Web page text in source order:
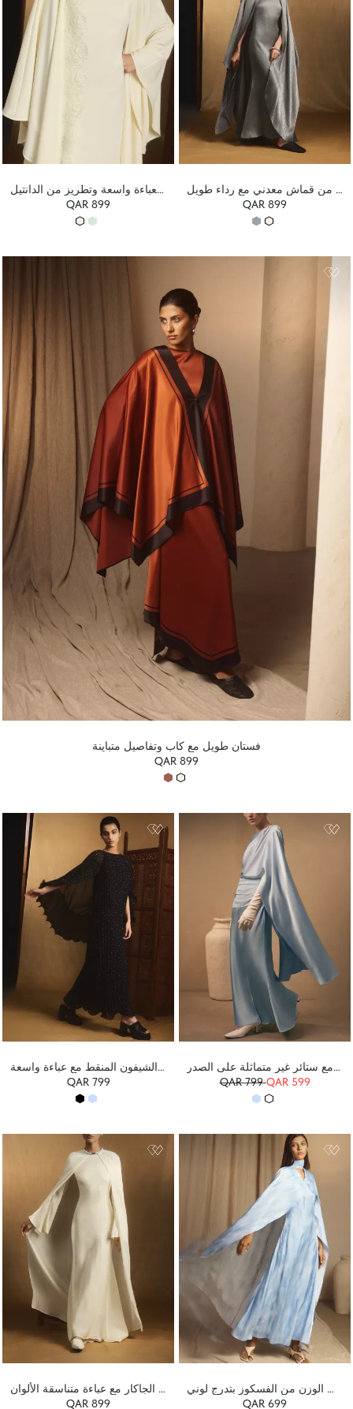
فستان طويل مزين بعباءة واسعة وتطريز من الدانتيل
QAR 899
فستان ماكسي من قماش معدني مع رداء طويل
QAR 899
فستان طويل مع كاب وتفاصيل متباينة
QAR 899
فستان ماكسي من الشيفون المنقط مع عباءة واسعة
QAR 799
فستان ماكسي من الساتان بطول الأرض مع ستائر غير متماثلة على الصدر
QAR 799 QAR 599
فستان ماكسي من قماش بتأثير الجاكار مع عباءة متناسقة الألوان
QAR 899
فستان ماكسي خفيف الوزن من الفسكوز بتدرج لوني
QAR 699